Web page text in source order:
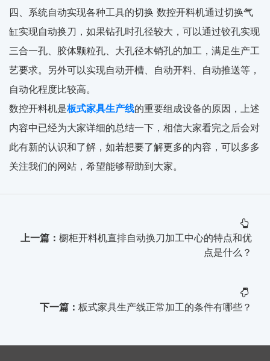
四、系统自动实现各种工具的切换 数控开料机通过切换气
缸实现自动换刀，如果钻孔时孔径较大，可以通过铰孔实现
三合一孔、胶体颗粒孔、大孔径木销孔的加工，满足生产工
艺要求。另外可以实现自动开槽、自动开料、自动推送等，
自动化程度比较高。
数控开料机是板式家具生产线的重要组成设备的原因，上述
内容中已经为大家详细的总结一下，相信大家看完之后会对
此有新的认识和了解，如若想要了解更多的内容，可以多多
关注我们的网站，希望能够帮助到大家。
上一篇： 橱柜开料机直排自动换刀加工中心的特点和优
点是什么？
下一篇： 板式家具生产线正常加工的条件有哪些？